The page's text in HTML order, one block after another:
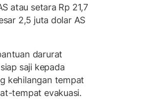
atau setara Rp 21,7
2,5 juta dolar AS
darurat
saji kepada
kehilangan tempat
tempat evakuasi.